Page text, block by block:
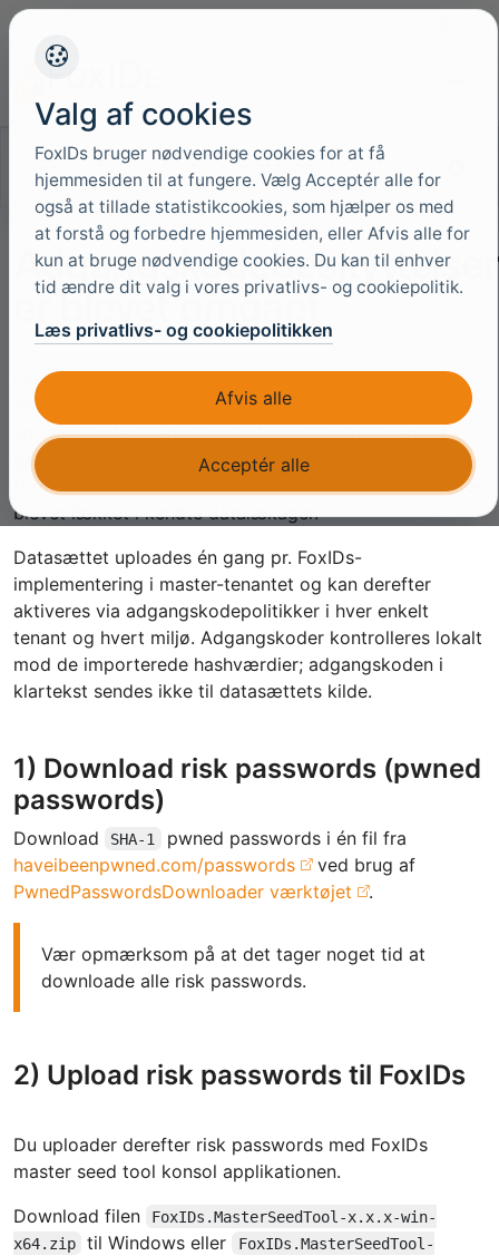
Søg i dokumentationen
er blevet omgået
FoxIDs kan afvise adgangskoder, der forekommer i et
datasæt med kompromitterede eller »pwned«
adgangskoder. Denne kontrol mindsker risikoen for
genbrug af adgangskoder ved at sammenligne en
foreslået adgangskode-hash med adgangskoder, der er
blevet lækket i kendte datalækager.
Datasættet uploades én gang pr. FoxIDs-
implementering i master-tenantet og kan derefter
aktiveres via adgangskodepolitikker i hver enkelt
tenant og hvert miljø. Adgangskoder kontrolleres lokalt
mod de importerede hashværdier; adgangskoden i
klartekst sendes ikke til datasættets kilde.
1) Download risk passwords (pwned
passwords)
Download SHA-1
pwned passwords i én fil fra
haveibeenpwned.com/passwords
ved brug af
PwnedPasswordsDownloader værktøjet
.
Vær opmærksom på at det tager noget tid at
downloade alle risk passwords.
2) Upload risk passwords til FoxIDs
Du uploader derefter risk passwords med FoxIDs
master seed tool konsol applikationen.
Download filen
FoxIDs.MasterSeedTool-x.x.x-win-
x64.zip
til Windows eller
FoxIDs.MasterSeedTool-
Valg af cookies
FoxIDs bruger nødvendige cookies for at få
hjemmesiden til at fungere. Vælg Acceptér alle for
også at tillade statistikcookies, som hjælper os med
at forstå og forbedre hjemmesiden, eller Afvis alle for
kun at bruge nødvendige cookies. Du kan til enhver
tid ændre dit valg i vores privatlivs- og cookiepolitik.
Læs privatlivs- og cookiepolitikken
Afvis alle
Acceptér alle